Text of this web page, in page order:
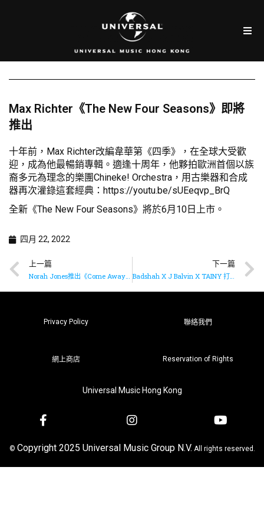
Max Richter《The New Four Seasons》即將
推出
十年前，Max Richter改編韋華第《四季》，在全球大受歡
迎，成為他最暢銷專輯。適逢十周年，他夥拍歐洲首個以族
裔多元為理念的樂團Chineke! Orchestra，用古樂器和合成
器再次灌錄這套經典： https://youtu.be/sUEeqvp_BrQ
全新《The New Four Seasons》將於6月10日上市。
四月 22, 2022
上一篇
Norah Jones推出《Come Away With Me》20周年紀念版本
下一篇
Badshah X J Balvin X TAINY 打造全新單曲《Voodoo》
Privacy Policy 聯絡我們
網上商店 Reservation of Rights
Universal Music Hong Kong
© Copyright 2025 Universal Music Group N.V. All rights reserved.